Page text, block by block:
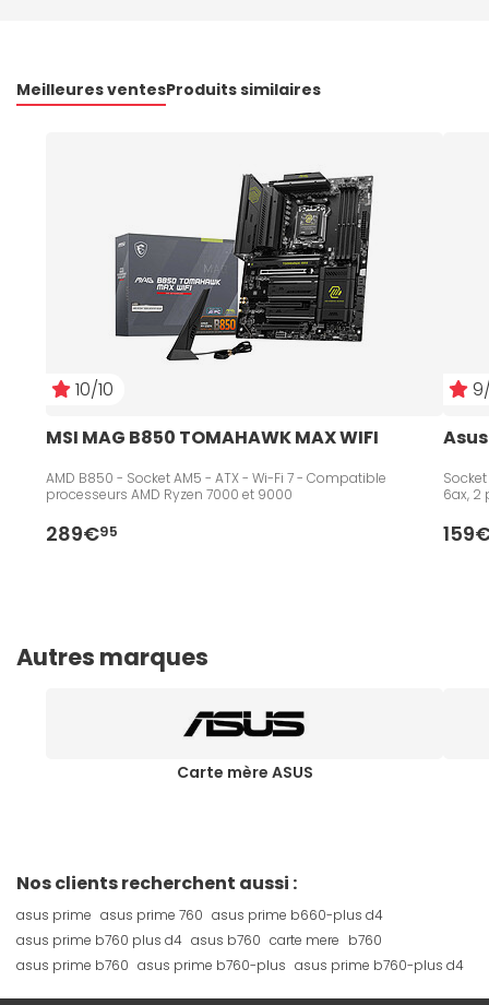
Meilleures ventesProduits similaires
10/10
MSI MAG B850 TOMAHAWK MAX WIFI
AMD B850 - Socket AM5 - ATX - Wi-Fi 7 - Compatible
processeurs AMD Ryzen 7000 et 9000
289€95
6ax, 2
Autres marques
Carte mère ASUS
Nos clients recherchent aussi :
asus prime asus prime 760 asus prime b660-plus d4
asus prime b760 plus d4 asus b760 carte mere b760
asus prime b760 asus prime b760-plus asus prime b760-plus d4